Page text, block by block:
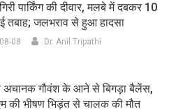
पार्किंग की दीवार, मलबे में दबकर 10
तबाह; जलभराव से हुआ हादसा
08 Dr. Anil Tripathi
गौवंश के आने से बिगड़ा बैलेंस,
की भीषण भिड़ंत से चालक की मौत